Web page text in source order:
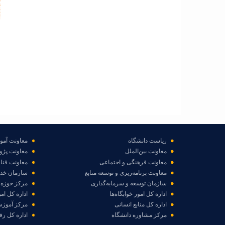
ریاست دانشگاه
معاونت
معاونت بین‌الملل
معاونت
معاونت فرهنگی و اجتماعی
معاونت
معاونت برنامه‌ریزی و توسعه منابع
سازمان
سازمان توسعه و سرمایه‌گذاری
مرکز
اداره کل امور خوابگاه‌ها
اداره کل
اداره کل منابع انسانی
مرکز
مرکز مشاوره دانشگاه
اداره کل